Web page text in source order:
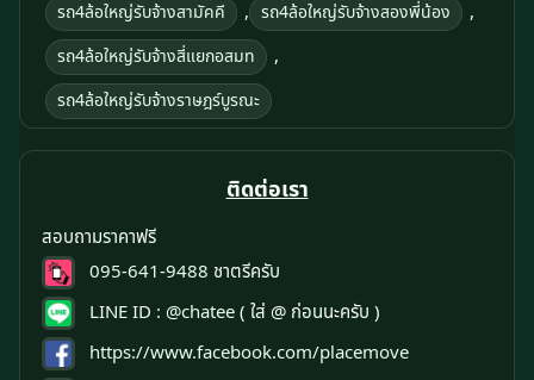
รถ4ล้อใหญ่รับจ้างสามัคคี , รถ4ล้อใหญ่รับจ้างสองพี่น้อง ,
รถ4ล้อใหญ่รับจ้างสี่แยกอสมท ,
รถ4ล้อใหญ่รับจ้างราษฎร์บูรณะ
ติดต่อเรา
สอบถามราคาฟรี
095-641-9488 ชาตรีครับ
LINE ID : @chatee( ใส่ @ ก่อนนะครับ )
https://www.facebook.com/placemove